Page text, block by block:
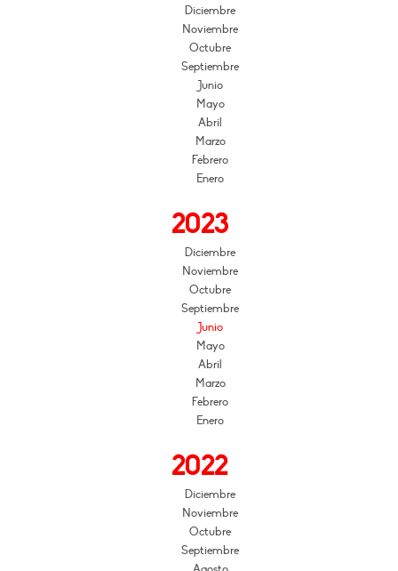
Diciembre
Noviembre
Octubre
Septiembre
Junio
Mayo
Abril
Marzo
Febrero
Enero
2023
Diciembre
Noviembre
Octubre
Septiembre
Junio
Mayo
Abril
Marzo
Febrero
Enero
2022
Diciembre
Noviembre
Octubre
Septiembre